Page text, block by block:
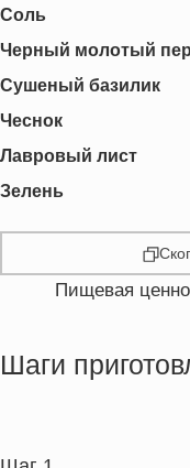
Соль
Черный молотый
Сушеный базилик
Чеснок
Лавровый лист
Зелень
Пищевая
Жиры
Шаги